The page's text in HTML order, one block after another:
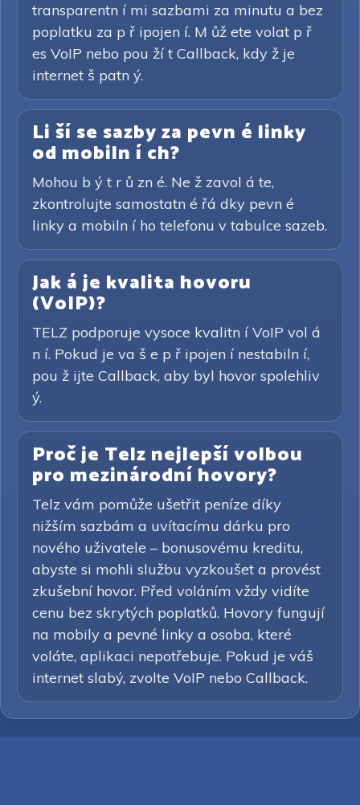
transparentn í mi sazbami za minutu a bez
poplatku za p ř ipojen í. M ůž ete volat p ř
es VoIP nebo pou ží t Callback, kdy ž je
internet š patn ý.
Li ší se sazby za pevn é linky
od mobiln í ch?
Mohou b ý t r ů zn é. Ne ž zavol á te,
zkontrolujte samostatn é řá dky pevn é
linky a mobiln í ho telefonu v tabulce sazeb.
Jak á je kvalita hovoru
(VoIP)?
TELZ podporuje vysoce kvalitn í VoIP vol á
n í. Pokud je va š e p ř ipojen í nestabiln í,
pou ž ijte Callback, aby byl hovor spolehliv
ý.
Proč je Telz nejlepší volbou
pro mezinárodní hovory?
Telz vám pomůže ušetřit peníze díky
nižším sazbám a uvítacímu dárku pro
nového uživatele – bonusovému kreditu,
abyste si mohli službu vyzkoušet a provést
zkušební hovor. Před voláním vždy vidíte
cenu bez skrytých poplatků. Hovory fungují
na mobily a pevné linky a osoba, které
voláte, aplikaci nepotřebuje. Pokud je váš
internet slabý, zvolte VoIP nebo Callback.